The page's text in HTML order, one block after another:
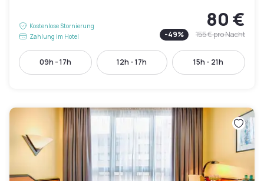
Kostenlose Stornierung
Zahlung im Hotel
80 €
-49% 155 €pro Nacht
09h - 17h 12h - 17h 15h - 21h